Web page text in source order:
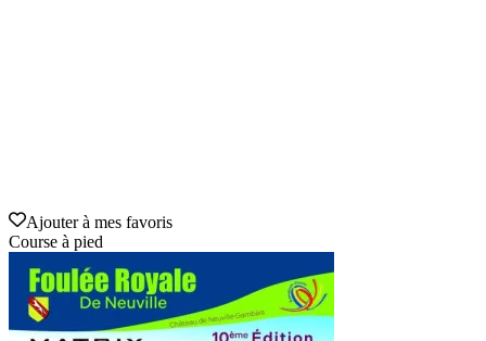
Ajouter à mes favoris
Course à pied